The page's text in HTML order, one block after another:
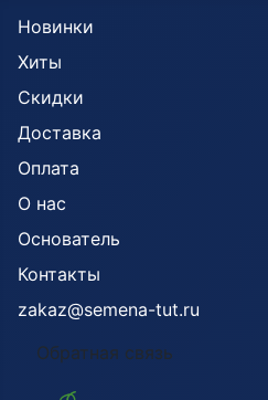
Новинки
Хиты
Скидки
Доставка
Оплата
О нас
Основатель
Контакты
zakaz@semena-tut.ru
Обратная связь